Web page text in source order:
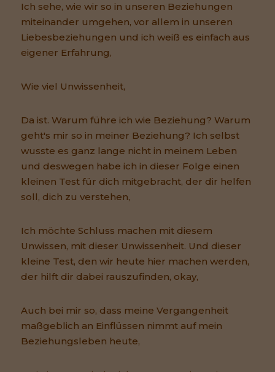
Ich sehe, wie wir so in unseren Beziehungen
miteinander umgehen, vor allem in unseren
Liebesbeziehungen und ich weiß es einfach aus
eigener Erfahrung,
Wie viel Unwissenheit,
Da ist. Warum führe ich wie Beziehung? Warum
geht's mir so in meiner Beziehung? Ich selbst
wusste es ganz lange nicht in meinem Leben
und deswegen habe ich in dieser Folge einen
kleinen Test für dich mitgebracht, der dir helfen
soll, dich zu verstehen,
Ich möchte Schluss machen mit diesem
Unwissen, mit dieser Unwissenheit. Und dieser
kleine Test, den wir heute hier machen werden,
der hilft dir dabei rauszufinden, okay,
Auch bei mir so, dass meine Vergangenheit
maßgeblich an Einflüssen nimmt auf mein
Beziehungsleben heute,